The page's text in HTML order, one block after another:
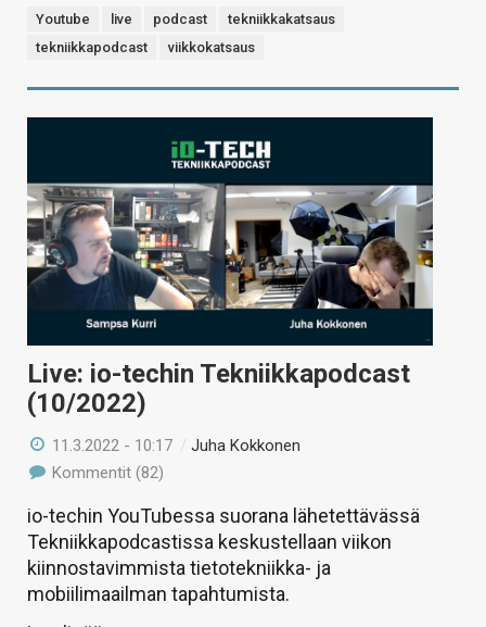
Youtube live podcast
tekniikkakatsaus
tekniikkapodcast
viikkokatsaus
Live: io-techin Tekniikkapodcast
(10/2022)
11.3.2022 - 10:17 /Juha Kokkonen
Kommentit (82)
io-techin YouTubessa suorana lähetettävässä
Tekniikkapodcastissa keskustellaan viikon
kiinnostavimmista tietotekniikka- ja
mobiilimaailman tapahtumista.